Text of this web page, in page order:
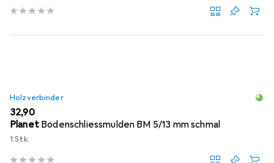
Holzverbinder
EUR
32,90
Planet Bodenschliessmulden BM 5/13 mm schmal
1 Stk.